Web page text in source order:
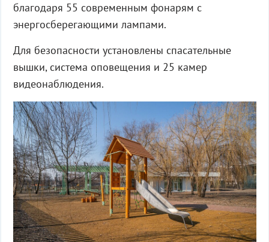
благодаря 55 современным фонарям с
энергосберегающими лампами.
Для безопасности установлены спасательные
вышки, система оповещения и 25 камер
видеонаблюдения.